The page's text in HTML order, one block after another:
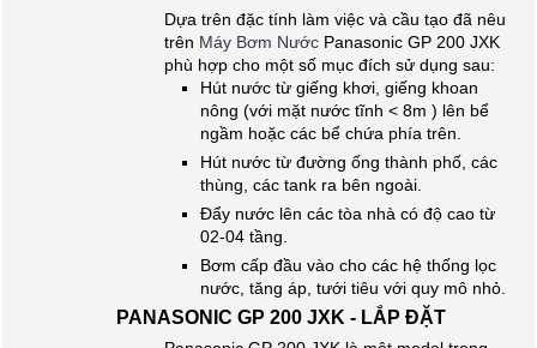
Dựa trên đặc tính làm việc và cầu tạo đã nêu
trên Máy Bơm Nước Panasonic GP 200 JXK
phù hợp cho một số mục đích sử dụng sau:
Hút nước từ giếng khơi, giếng khoan
nông (với mặt nước tĩnh < 8m ) lên bể
ngầm hoặc các bể chứa phía trên.
Hút nước từ đường ống thành phố, các
thùng, các tank ra bên ngoài.
Đẩy nước lên các tòa nhà có độ cao từ
02-04 tầng.
Bơm cấp đầu vào cho các hệ thống lọc
nước, tăng áp, tưới tiêu với quy mô nhỏ.
PANASONIC GP 200 JXK - LẮP ĐẶT